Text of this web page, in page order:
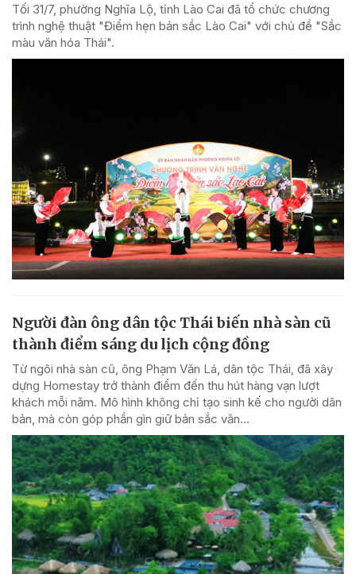
Tối 31/7, phường Nghĩa Lộ, tỉnh Lào Cai đã tổ chức chương
trình nghệ thuật "Điểm hẹn bản sắc Lào Cai" với chủ đề "Sắc
màu văn hóa Thái".
Người đàn ông dân tộc Thái biến nhà sàn cũ
thành điểm sáng du lịch cộng đồng
Từ ngôi nhà sàn cũ, ông Phạm Văn Lá, dân tộc Thái, đã xây
dựng Homestay trở thành điểm đến thu hút hàng vạn lượt
khách mỗi năm. Mô hình không chỉ tạo sinh kế cho người dân
bản, mà còn góp phần gìn giữ bản sắc văn...